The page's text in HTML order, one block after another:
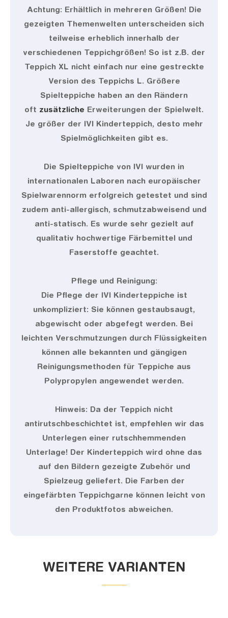
Achtung: Erhältlich in mehreren Größen! Die
gezeigten Themenwelten unterscheiden sich
teilweise erheblich innerhalb der
verschiedenen Teppichgrößen! So ist z.B. der
Teppich XL nicht einfach nur eine gestreckte
Version des Teppichs L. Größere
Spielteppiche haben an den Rändern
oft zusätzliche Erweiterungen der Spielwelt.
Je größer der IVI Kinderteppich, desto mehr
Spielmöglichkeiten gibt es.
Die Spielteppiche von IVI wurden in
internationalen Laboren nach europäischer
Spielwarennorm erfolgreich getestet und sind
zudem anti-allergisch, schmutzabweisend und
anti-statisch. Es wurde sehr gezielt auf
qualitativ hochwertige Färbemittel und
Faserstoffe geachtet.
Pflege und Reinigung:
Die Pflege der IVI Kinderteppiche ist
unkompliziert: Sie können gestaubsaugt,
abgewischt oder abgefegt werden. Bei
leichten Verschmutzungen durch Flüssigkeiten
können alle bekannten und gängigen
Reinigungsmethoden für Teppiche aus
Polypropylen angewendet werden.
Hinweis: Da der Teppich nicht
antirutschbeschichtet ist, empfehlen wir das
Unterlegen einer rutschhemmenden
Unterlage! Der Kinderteppich wird ohne das
auf den Bildern gezeigte Zubehör und
Spielzeug geliefert. Die Farben der
eingefärbten Teppichgarne können leicht von
den Produktfotos abweichen.
WEITERE VARIANTEN